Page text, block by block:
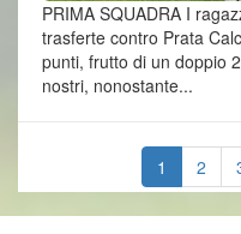
PRIMA SQUADRA I
trasferte contro Prata
punti, frutto di un doppio
nostri, nonostante...
1 2